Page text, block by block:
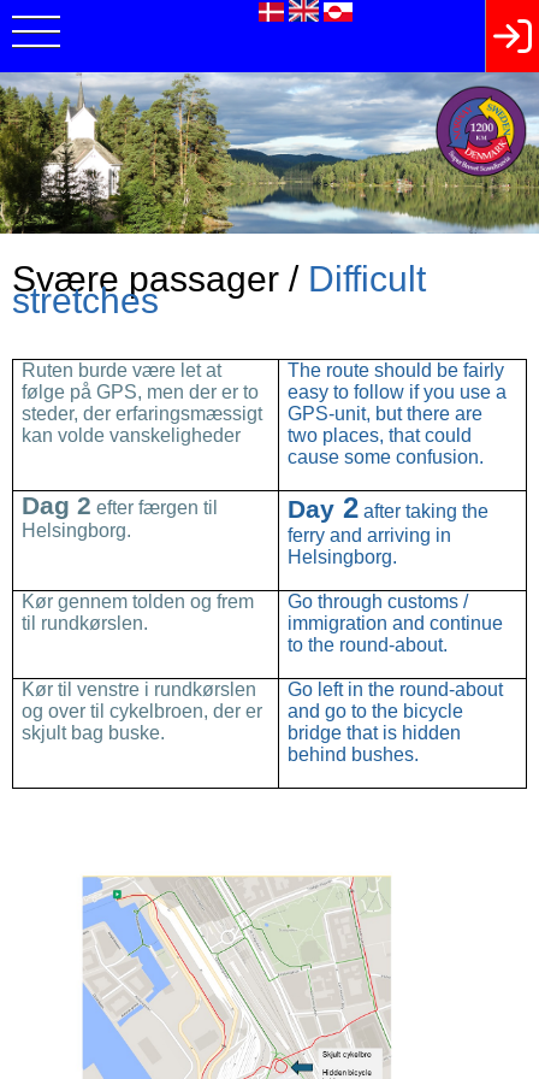
Svære passager / Difficult
stretches
Ruten burde være let at
følge på GPS, men der er to
steder, der erfaringsmæssigt
kan volde vanskeligheder
The route should be fairly
easy to follow if you use a
GPS-unit, but there are
two places, that could
cause some confusion.
Dag 2 efter færgen til
Helsingborg.
Day 2 after taking the
ferry and arriving in
Helsingborg.
Kør gennem tolden og frem
til rundkørslen.
Go through customs /
immigration and continue
to the round-about.
Kør til venstre i rundkørslen
og over til cykelbroen, der er
skjult bag buske.
Go left in the round-about
and go to the bicycle
bridge that is hidden
behind bushes.